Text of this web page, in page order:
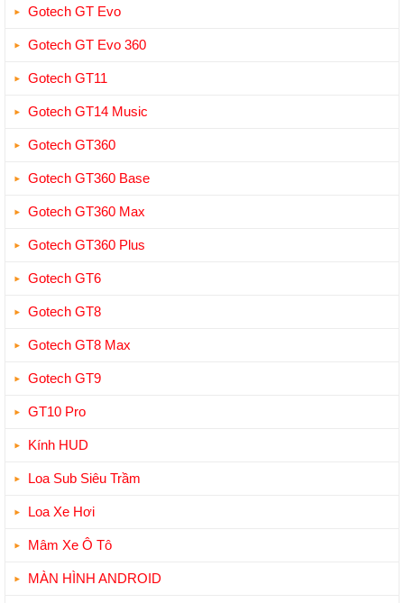
Gotech GT Evo
Gotech GT Evo 360
Gotech GT11
Gotech GT14 Music
Gotech GT360
Gotech GT360 Base
Gotech GT360 Max
Gotech GT360 Plus
Gotech GT6
Gotech GT8
Gotech GT8 Max
Gotech GT9
GT10 Pro
Kính HUD
Loa Sub Siêu Trầm
Loa Xe Hơi
Mâm Xe Ô Tô
MÀN HÌNH ANDROID